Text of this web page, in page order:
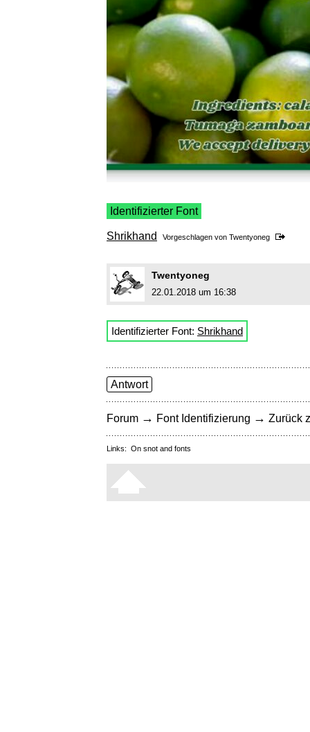
Identifizierter Font
Shrikhand Vorgeschlagen von Twentyoneg
Twentyoneg
22.01.2018 um 16:38
Identifizierter Font: Shrikhand
Antwort
Forum → Font Identifizierung → Zurück
Links: On snot and fonts